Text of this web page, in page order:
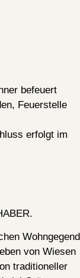
befeuert
Feuerstelle
erfolgt im
Wohngegend
von Wiesen
traditioneller